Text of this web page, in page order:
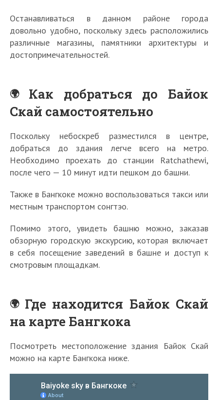
Останавливаться в данном районе города
довольно удобно, поскольку здесь расположились
различные магазины, памятники архитектуры и
достопримечательностей.
Как добраться до Байок
Скай самостоятельно
Поскольку небоскреб разместился в центре,
добраться до здания легче всего на метро.
Необходимо проехать до станции Ratchathewi,
после чего — 10 минут идти пешком до башни.
Также в Бангкоке можно воспользоваться такси или
местным транспортом сонгтэо.
Помимо этого, увидеть башню можно, заказав
обзорную городскую экскурсию, которая включает
в себя посещение заведений в башне и доступ к
смотровым площадкам.
Где находится Байок Скай
на карте Бангкока
Посмотреть местоположение здания Байок Скай
можно на карте Бангкока ниже.